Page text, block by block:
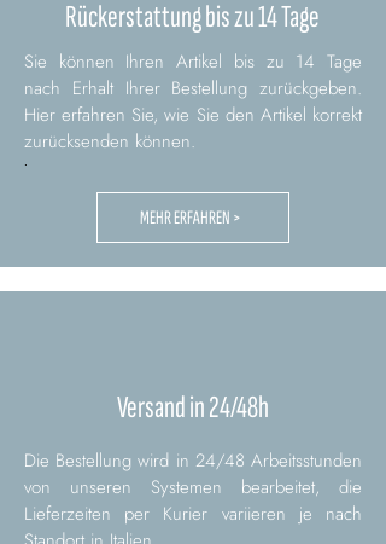
Rückerstattung bis zu 14 Tage
Sie können Ihren Artikel bis zu 14 Tage
nach Erhalt Ihrer Bestellung zurückgeben.
Hier erfahren Sie, wie Sie den Artikel korrekt
zurücksenden können.
MEHR ERFAHREN >
Versand in 24/48h
Die Bestellung wird in 24/48 Arbeitsstunden
von unseren Systemen bearbeitet, die
Lieferzeiten per Kurier variieren je nach